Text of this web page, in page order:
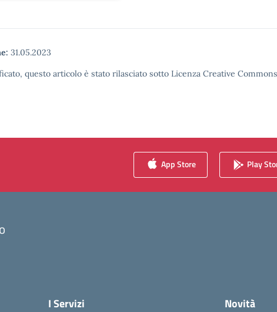
31.05.2023
questo articolo è stato rilasciato sotto Licenza Creative
App Store Play
I Servizi Novità